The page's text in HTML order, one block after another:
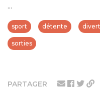
PARTAGER
...
sport détente
sorties